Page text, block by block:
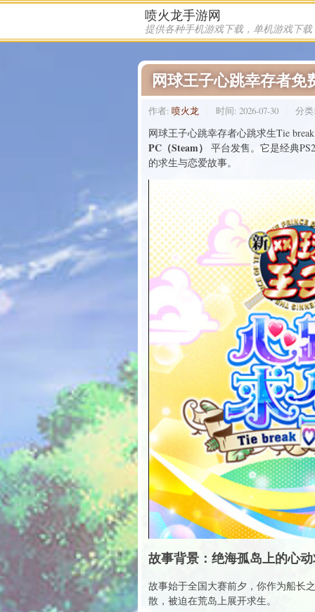
喷火龙手游网
喷火龙 发布的文章
网球王子心跳幸存者免
作者: 喷火龙 时间: 2026-07-30 分
网球王子心跳幸存者心跳求生Tie
PC（Steam）
平台发售。它是经典
的求生与恋爱故事。
故事背景：绝海孤岛上的心
故事始于全国大赛前夕，你作为船长
散，被迫在荒岛上展开求生。